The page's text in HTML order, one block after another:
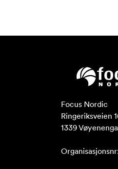
Focus Nordic
Ringeriksveien
1339 Vøyenenga